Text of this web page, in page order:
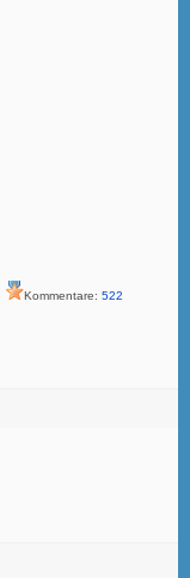
Kommentare: 522